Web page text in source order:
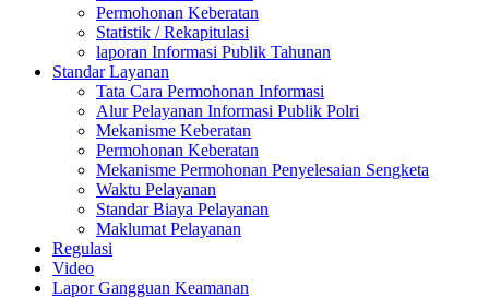
Permohonan Keberatan
Statistik / Rekapitulasi
laporan Informasi Publik Tahunan
Standar Layanan
Tata Cara Permohonan Informasi
Alur Pelayanan Informasi Publik Polri
Mekanisme Keberatan
Permohonan Keberatan
Mekanisme Permohonan Penyelesaian Sengketa
Waktu Pelayanan
Standar Biaya Pelayanan
Maklumat Pelayanan
Regulasi
Video
Lapor Gangguan Keamanan